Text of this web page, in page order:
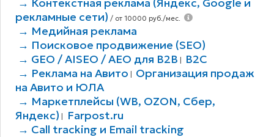
→ Контекстная реклама (Яндекс, Google и
рекламные сети) / от 10000 руб./мес.
→ Медийная реклама
→ Поисковое продвижение (SEO)
→ GEO / AISEO / AEO для B2В
B2C
→ Реклама на Авито
Организация продаж
на Авито и ЮЛА
→ Маркетплейсы (WB, OZON, Сбер,
Яндекс)
Farpost.ru
→ Call tracking и Email tracking